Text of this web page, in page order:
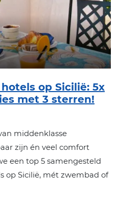
op Sicilië: 5x
met 3 sterren!
middenklasse
zijn én veel comfort
een top 5 samengesteld
op Sicilië, mét zwembad of